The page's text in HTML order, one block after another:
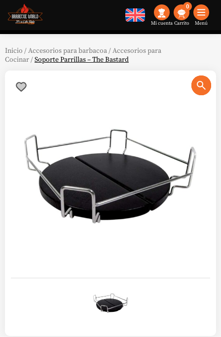
Mi cuenta
0
Menú
Inicio /Accesorios para barbacoa /Accesorios para
Cocinar /Soporte Parrillas – The Bastard